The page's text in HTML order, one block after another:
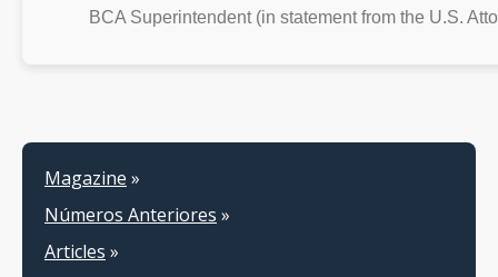
BCA Superintendent (in statement from the U.S.
Magazine »
Números Anteriores »
Articles »